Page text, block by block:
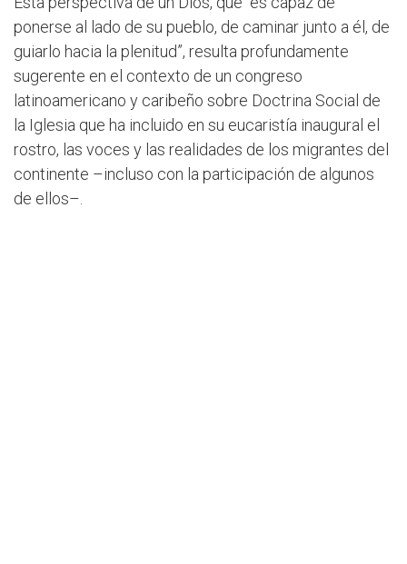
ponerse al lado de su pueblo, de caminar junto a él, de
guiarlo hacia la plenitud”, resulta profundamente
sugerente en el contexto de un congreso
latinoamericano y caribeño sobre Doctrina Social de
la Iglesia que ha incluido en su eucaristía inaugural el
rostro, las voces y las realidades de los migrantes del
continente –incluso con la participación de algunos
de ellos–.